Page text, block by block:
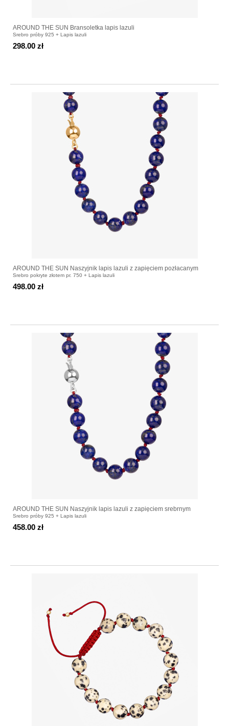
AROUND THE SUN Bransoletka lapis lazuli
Srebro próby 925 + Lapis lazuli
298.00 zł
AROUND THE SUN Naszyjnik lapis lazuli z zapięciem pozłacanym
Srebro pokryte złotem pr. 750 + Lapis lazuli
498.00 zł
AROUND THE SUN Naszyjnik lapis lazuli z zapięciem srebrnym
Srebro próby 925 + Lapis lazuli
458.00 zł